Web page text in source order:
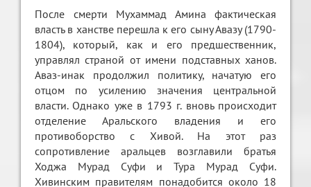
После смерти Мухаммад Амина фактическая
власть в ханстве перешла к его сыну Авазу (1790-
1804), который, как и его предшественник,
управлял страной от имени подставных ханов.
Аваз-инак продолжил политику, начатую его
отцом по усилению значения центральной
власти. Однако уже в 1793 г. вновь происходит
отделение Аральского владения и его
противоборство с Хивой. На этот раз
сопротивление аральцев возглавили братья
Ходжа Мурад Суфи и Тура Мурад Суфи.
Хивинским правителям понадобится около 18